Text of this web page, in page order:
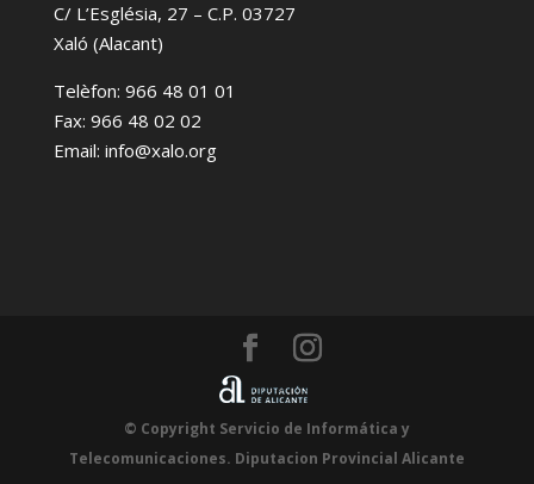
C/ L’Església, 27 – C.P. 03727
Xaló (Alacant)
Telèfon: 966 48 01 01
Fax: 966 48 02 02
Email: info@xalo.org
© Copyright Servicio de Informática y
Telecomunicaciones. Diputacion Provincial Alicante